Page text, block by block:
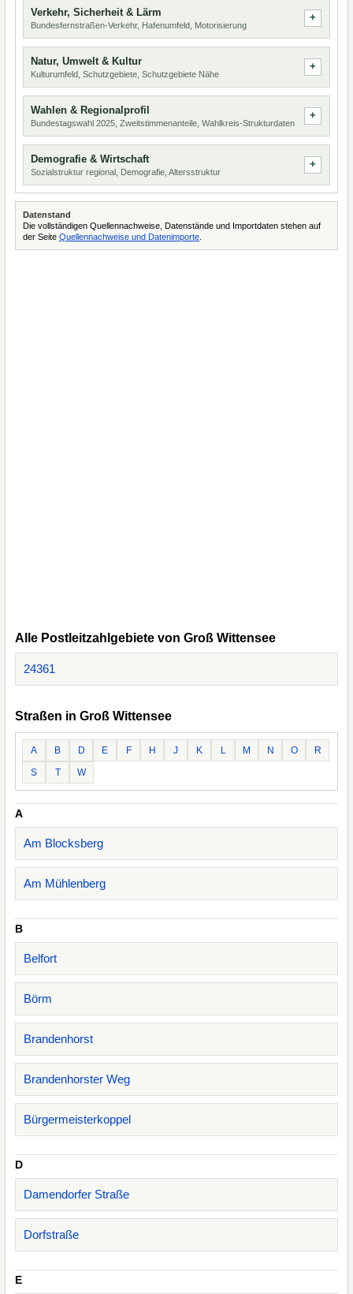
Verkehr, Sicherheit & Lärm
Bundesfernstraßen-Verkehr, Hafenumfeld, Motorisierung
Natur, Umwelt & Kultur
Kulturumfeld, Schutzgebiete, Schutzgebiete Nähe
Wahlen & Regionalprofil
Bundestagswahl 2025, Zweitstimmenanteile, Wahlkreis-Strukturdaten
Demografie & Wirtschaft
Sozialstruktur regional, Demografie, Altersstruktur
Datenstand
Die vollständigen Quellennachweise, Datenstände und Importdaten stehen auf
der Seite Quellennachweise und Datenimporte
Alle Postleitzahlgebiete von Groß Wittensee
24361
Straßen in Groß Wittensee
A B D E F H J K L M N O
R
S
T W
A
Am Blocksberg
Am Mühlenberg
B
Belfort
Börm
Brandenhorst
Brandenhorster Weg
Bürgermeisterkoppel
D
Damendorfer Straße
Dorfstraße
E